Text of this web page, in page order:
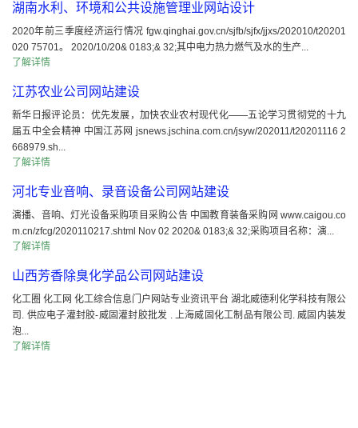
湖南水利、环境和公共设施管理业网站设计
2020年前三季度经济运行情况 fgw.qinghai.gov.cn/sjfb/sjfx/jjxs/202010/t20201
020 75701。 2020/10/20& 0183;& 32;其中电力热力燃气及水的生产...
了解详情
江苏农业公司网站建设
新华日报评论员：优先发展，加快农业农村现代化——五论学习贯彻党的十九
届五中全会精神 中国江苏网 jsnews.jschina.com.cn/jsyw/202011/t20201116 2
668979.sh...
了解详情
河北专业音响、录音设备公司网站建设
演播、音响、灯光设备采购项目采购公告 中国教育装备采购网 www.caigou.co
m.cn/zfcg/2020110217.shtml Nov 02 2020& 0183;& 32;采购项目名称：演...
了解详情
山西芳香除臭化学品公司网站建设
化工圈 化工网 化工综合信息门户网站专业资讯平台 湖北威德利化学科技有限公
司. 供应电子灌封胶-威固灌封胶批发 . 上海威固化工制品有限公司. 威固内装发
泡...
了解详情